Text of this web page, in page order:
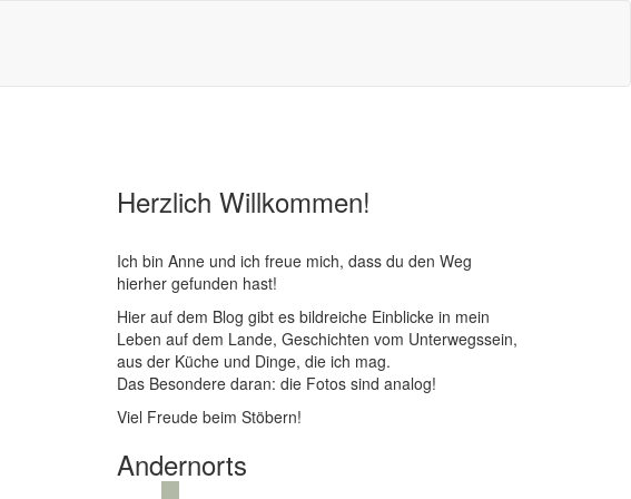
Herzlich Willkommen!
Ich bin Anne und ich freue mich, dass du den Weg
hierher gefunden hast!
Hier auf dem Blog gibt es bildreiche Einblicke in mein
Leben auf dem Lande, Geschichten vom Unterwegssein,
aus der Küche und Dinge, die ich mag.
Das Besondere daran: die Fotos sind analog!
Viel Freude beim Stöbern!
Andernorts